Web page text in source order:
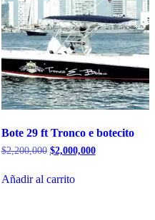
Bote 29 ft Tronco e botecito
$2,200,000 El
era:
$2,000,000El
Añadir al carrito